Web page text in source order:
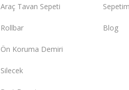
Araç Tavan Sepeti
Rollbar
Ön Koruma Demiri
Silecek
Sepetim
Blog